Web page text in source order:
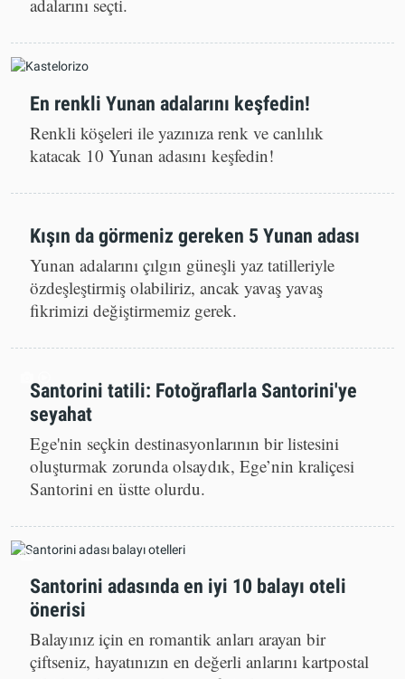
En renkli Yunan adalarını keşfedin!
Renkli köşeleri ile yazınıza renk ve canlılık
katacak 10 Yunan adasını keşfedin!
Kışın da görmeniz gereken 5 Yunan adası
Yunan adalarını çılgın güneşli yaz tatilleriyle
özdeşleştirmiş olabiliriz, ancak yavaş yavaş
fikrimizi değiştirmemiz gerek.
Santorini tatili: Fotoğraflarla Santorini'ye
seyahat
Ege'nin seçkin destinasyonlarının bir listesini
oluşturmak zorunda olsaydık, Ege’nin kraliçesi
Santorini adasında en iyi 10 balayı oteli
önerisi
Balayınız için en romantik anları arayan bir